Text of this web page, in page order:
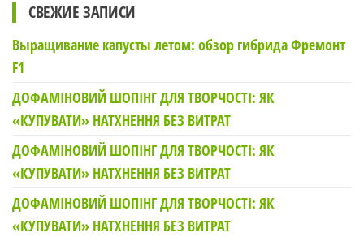
СВЕЖИЕ ЗАПИСИ
Выращивание капусты летом: обзор гибрида Фремонт
F1
ДОФАМІНОВИЙ ШОПІНГ ДЛЯ ТВОРЧОСТІ: ЯК
«КУПУВАТИ» НАТХНЕННЯ БЕЗ ВИТРАТ
ДОФАМІНОВИЙ ШОПІНГ ДЛЯ ТВОРЧОСТІ: ЯК
«КУПУВАТИ» НАТХНЕННЯ БЕЗ ВИТРАТ
ДОФАМІНОВИЙ ШОПІНГ ДЛЯ ТВОРЧОСТІ: ЯК
«КУПУВАТИ» НАТХНЕННЯ БЕЗ ВИТРАТ